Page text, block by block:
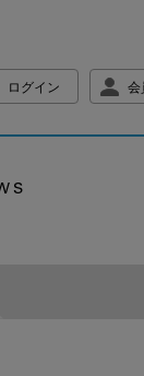
ログイン 会